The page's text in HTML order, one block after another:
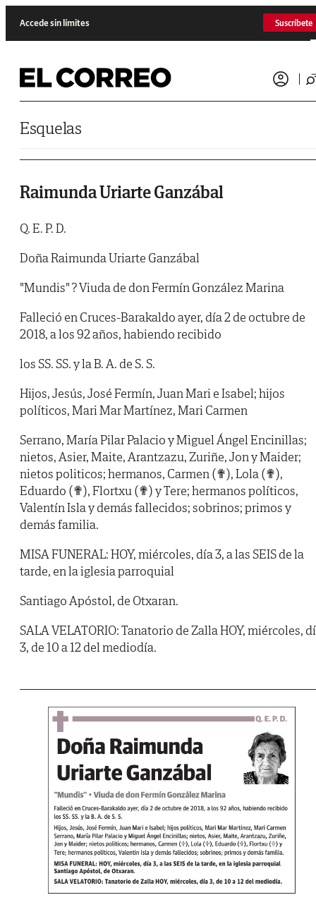
Accede sin límites Suscríbete
Esquelas
Raimunda Uriarte Ganzábal
Q. E. P. D.
Doña Raimunda Uriarte Ganzábal
"Mundis" ? Viuda de don Fermín González Marina
Falleció en Cruces-Barakaldo ayer, día 2 de octubre de
2018, a los 92 años, habiendo recibido
los SS. SS. y la B. A. de S. S.
Hijos, Jesús, José Fermín, Juan Mari e Isabel; hijos
políticos, Mari Mar Martínez, Mari Carmen
Serrano, María Pilar Palacio y Miguel Ángel Encinillas;
nietos, Asier, Maite, Arantzazu, Zuriñe, Jon y Maider;
nietos politicos; hermanos, Carmen (✟), Lola (✟),
Eduardo (✟), Flortxu (✟) y Tere; hermanos políticos,
Valentín Isla y demás fallecidos; sobrinos; primos y
demás familia.
MISA FUNERAL: HOY, miércoles, día 3, a las SEIS de la
tarde, en la iglesia parroquial
Santiago Apóstol, de Otxaran.
SALA VELATORIO: Tanatorio de Zalla HOY, miércoles,
3, de 10 a 12 del mediodía.